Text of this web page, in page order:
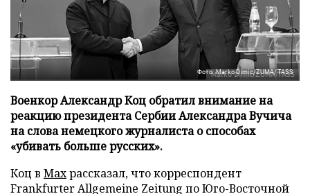
Фото: Marko Dimic/ZUMA/TASS
Военкор Александр Коц обратил внимание на
реакцию президента Сербии Александра Вучича
на слова немецкого журналиста о способах
«убивать больше русских».
Коц в Махрассказал, что корреспондент
Frankfurter Allgemeine Zeitung по Юго-Восточной